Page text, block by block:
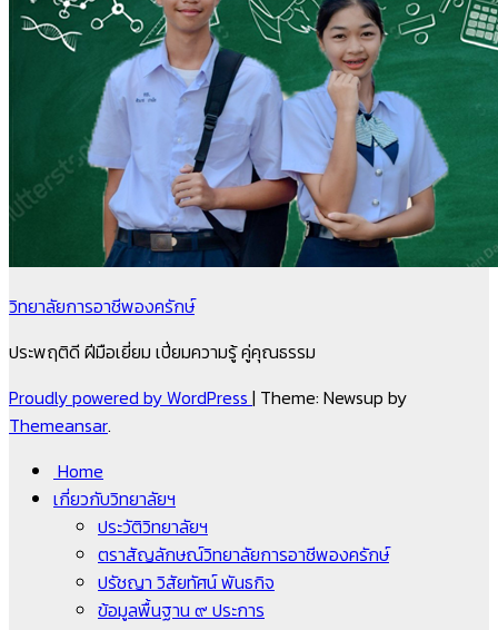
วิทยาลัยการอาชีพองครักษ์
ประพฤติดี ฝีมือเยี่ยม เปี่ยมความรู้ คู่คุณธรรม
Proudly powered by WordPress | Theme: Newsup by
Themeansar.
Home
เกี่ยวกับวิทยาลัยฯ
ประวัติวิทยาลัยฯ
ตราสัญลักษณ์วิทยาลัยการอาชีพองครักษ์
ปรัชญา วิสัยทัศน์ พันธกิจ
ข้อมูลพื้นฐาน ๙ ประการ